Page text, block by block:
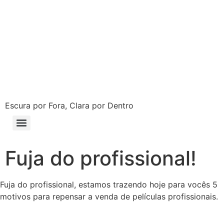
Escura por Fora, Clara por Dentro
Fuja do profissional!
Fuja do profissional, estamos trazendo hoje para vocês 5
motivos para repensar a venda de películas profissionais.